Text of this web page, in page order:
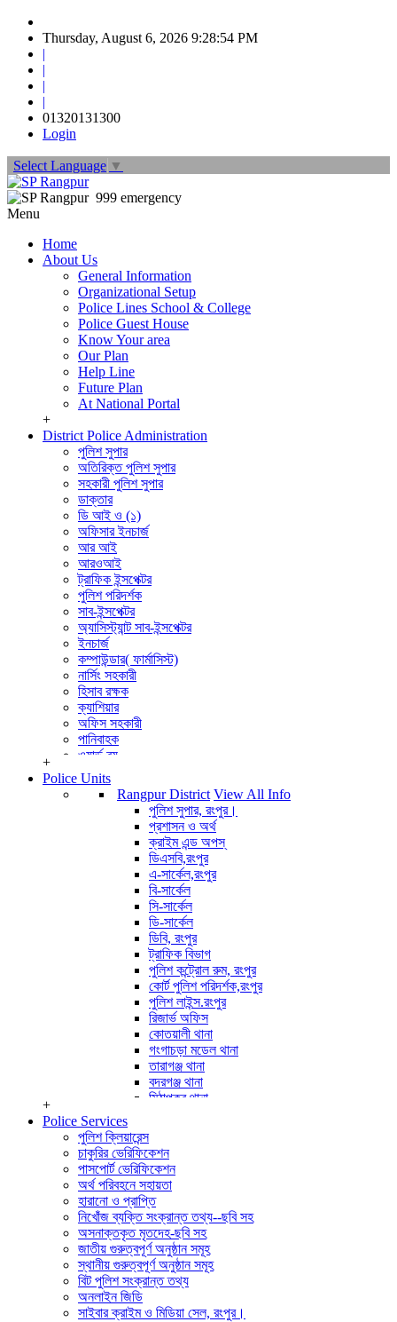
Thursday, August 6, 2026 9:28:56 PM
|
|
|
|
01320131300
Login
Select Language ▼
999 emergency
Menu
Home
About Us
General Information
Organizational Setup
Police Lines School & College
Police Guest House
Know Your area
Our Plan
Help Line
Future Plan
At National Portal
+
District Police Administration
পুলিশ সুপার
অতিরিক্ত পুলিশ সুপার
সহকারী পুলিশ সুপার
ডাক্তার
ডি আই ও (১)
অফিসার ইনচার্জ
আর আই
আরওআই
ট্রাফিক ইন্সপেক্টর
পুলিশ পরিদর্শক
সাব-ইন্সপেক্টর
অ্যাসিস্ট্যান্ট সাব-ইন্সপেক্টর
ইনচার্জ
কম্পাউন্ডার( ফার্মাসিস্ট)
নার্সিং সহকারী
হিসাব রক্ষক
ক্যাশিয়ার
অফিস সহকারী
পানিবাহক
ওয়ার্ড বয়
বার্বুচী
পুলিশ পরিদর্শক (তদন্ত)
পুলিশ পরিদর্শক (অপারেশন)
অপারেটর সাইবার ক্রাইম
View All Info
+
Police Units
Rangpur District View All Info
পুলিশ সুপার, রংপুর।
প্রশাসন ও অর্থ
ক্রাইম এন্ড অপস্
ডিএসবি,রংপুর
এ-সার্কেল,রংপুর
বি-সার্কেল
সি-সার্কেল
ডি-সার্কেল
ডিবি, রংপুর
ট্রাফিক বিভাগ
পুলিশ কন্ট্রোল রুম, রংপুর
কোর্ট পুলিশ পরিদর্শক,রংপুর
পুলিশ লাইন্স.রংপুর
রিজার্ভ অফিস
কোতয়ালী থানা
গংগাচড়া মডেল থানা
তারাগঞ্জ থানা
বদরগঞ্জ থানা
মিঠাপুকুর থানা
পীরগাছা থানা
ভেন্ডাবাড়ী তদন্ত কেন্দ্র
বৈরাতিহাট তদন্ত কেন্দ্র
সিডিএমএস শাখা
পুলিশ ক্লিয়ারেন্স অ্যান্ড মিডিয়া সেল।
সাইবার ক্রাইম এন্ড মিডিয়া সেল, রংপুর।
পুলিশ হাসপাতাল,রংপুর
মোটরযান শাখা
রেশন ষ্টোর
অফিস সেকশন
হিসাব শাখা,রংপুর
+
Police Services
পুলিশ ক্লিয়ারেন্স
চাকুরির ভেরিফিকেশন
পাসপোর্ট ভেরিফিকেশন
অর্থ পরিবহনে সহায়তা
হারানো ও প্রাপ্তি
নিখোঁজ ব্যক্তি সংক্রান্ত তথ্য--ছবি সহ
অসনাক্তকৃত মৃতদেহ-ছবি সহ
জাতীয় গুরুত্বপূর্ণ অনুষ্ঠান সমূহ
স্থানীয় গুরুত্বপূর্ণ অনুষ্ঠান সমূহ
বিট পুলিশ সংক্রান্ত তথ্য
অনলাইন জিডি
সাইবার ক্রাইম ও মিডিয়া সেল, রংপুর।